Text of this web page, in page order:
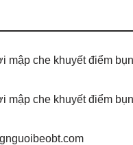
mập che khuyết điểm
mập che khuyết điểm